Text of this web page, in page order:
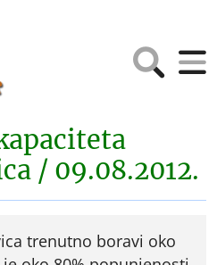
/ 09.08.2012.
trenutno boravi oko